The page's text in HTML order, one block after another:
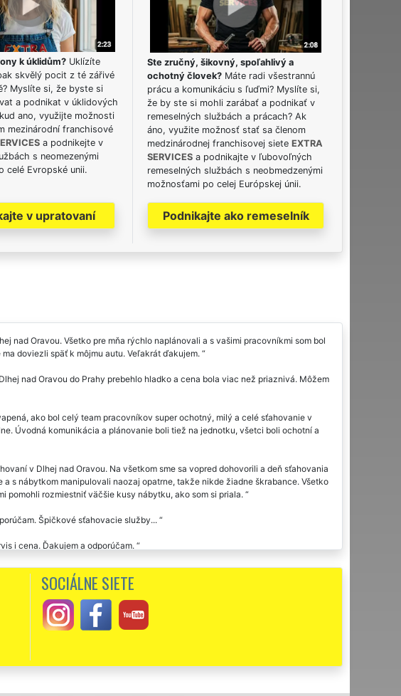
k úklidům?Uklízíte
skvělý pocit z té zářivé
Myslíte si, že byste si
a podnikat v úklidových
ano, využijte možnosti
mezinárodní franchisové
a podnikejte v
s neomezenými
celé Evropské unii.
v upratovaní
Ste zručný, šikovný, spoľahlivý a
ochotný človek? Máte radi všestrannú
prácu a komunikáciu s ľuďmi? Myslíte si,
že by ste si mohli zarábať a podnikať v
remeselných službách a prácach? Ak
áno, využite možnosť stať sa členom
medzinárodnej franchisovej siete EXTRA
SERVICES a podnikajte v ľubovoľných
remeselných službách s neobmedzenými
možnosťami po celej Európskej únii.
Podnikajte ako remeselník
nad Oravou. Všetko pre mňa rýchlo naplánovali a s vašimi pracovníkmi som bol
doviezli späť k môjmu autu. Veľakrát ďakujem.
nad Oravou do Prahy prebehlo hladko a cena bola viac než priaznivá. Môžem
ako bol celý team pracovníkov super ochotný, milý a celé sťahovanie v
Úvodná komunikácia a plánovanie boli tiež na jednotku, všetci boli ochotní a
v Dlhej nad Oravou. Na všetkom sme sa vopred dohovorili a deň sťahovania
s nábytkom manipulovali naozaj opatrne, takže nikde žiadne škrabance. Všetko
pomohli rozmiestniť väčšie kusy nábytku, ako som si priala.
Špičkové sťahovacie služby...
i cena. Ďakujem a odporúčam.
Už som v Dlhej nad Oravou využila dvakrát sťahovaciu službu tejto
Ešte raz vám touto cestou ďakujem za sťahovanie.
i cenou. Ďakujem a odporúčam. Vďaka za vašu ochotu.
prístup k práci. Veľká spokojnosť s celým procesom presťahovania pre mojich
SOCIÁLNE SIETE